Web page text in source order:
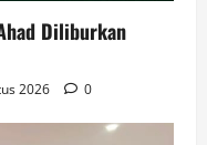
Diliburkan
2026 0